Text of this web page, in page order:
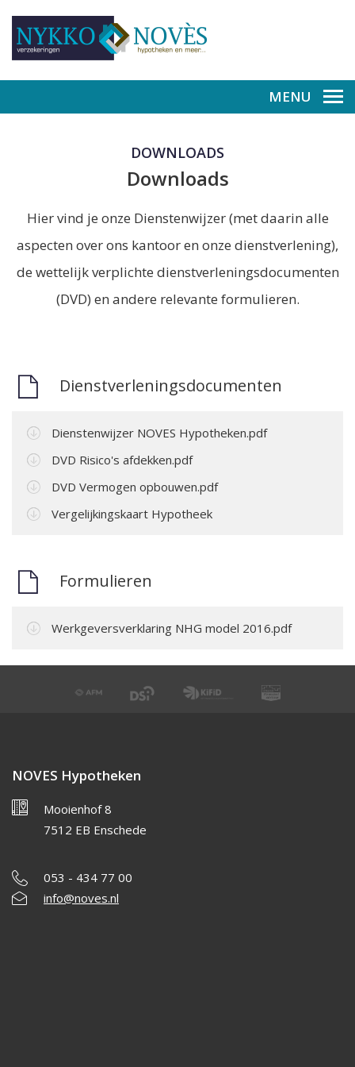
MENU
DOWNLOADS
Downloads
Hier vind je onze Dienstenwijzer (met daarin alle
aspecten over ons kantoor en onze dienstverlening),
de wettelijk verplichte dienstverleningsdocumenten
(DVD) en andere relevante formulieren.
Dienstverleningsdocumenten
Dienstenwijzer NOVES Hypotheken.pdf
DVD Risico's afdekken.pdf
DVD Vermogen opbouwen.pdf
Vergelijkingskaart Hypotheek
Formulieren
Werkgeversverklaring NHG model 2016.pdf
NOVES Hypotheken
Mooienhof 8
7512 EB Enschede
053 - 434 77 00
info@noves.nl